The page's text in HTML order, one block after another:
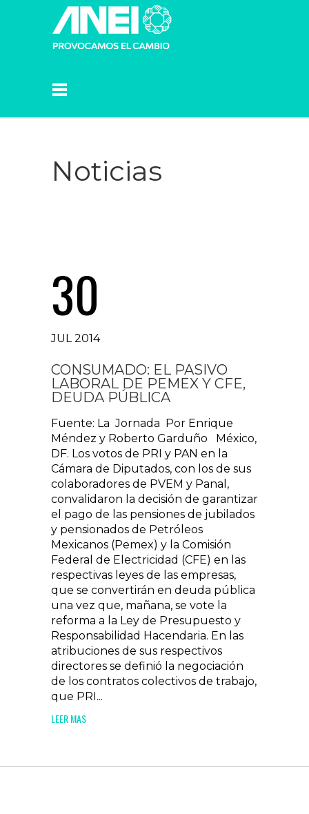
Noticias
30
JUL 2014
CONSUMADO: EL PASIVO
LABORAL DE PEMEX Y CFE,
DEUDA PÚBLICA
Fuente: La Jornada Por Enrique
Méndez y Roberto Garduño México,
DF. Los votos de PRI y PAN en la
Cámara de Diputados, con los de sus
colaboradores de PVEM y Panal,
convalidaron la decisión de garantizar
el pago de las pensiones de jubilados
y pensionados de Petróleos
Mexicanos (Pemex) y la Comisión
Federal de Electricidad (CFE) en las
respectivas leyes de las empresas,
que se convertirán en deuda pública
una vez que, mañana, se vote la
reforma a la Ley de Presupuesto y
Responsabilidad Hacendaria. En las
atribuciones de sus respectivos
directores se definió la negociación
de los contratos colectivos de trabajo,
que PRI...
LEER MAS